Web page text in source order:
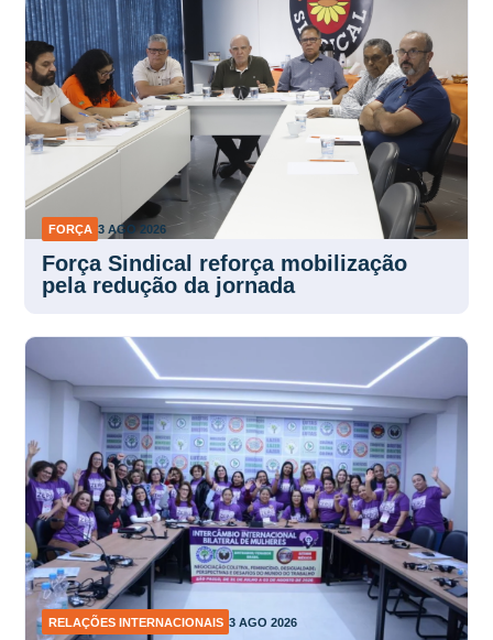
FORÇA 3 AGO 2026
Força Sindical reforça mobilização
pela redução da jornada
RELAÇÕES INTERNACIONAIS 3 AGO 2026